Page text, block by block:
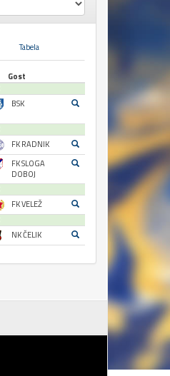
Tabela
Gost
BSK
FK RADNIK
FK SLOGA
DOBOJ
FK VELEŽ
NK ČELIK